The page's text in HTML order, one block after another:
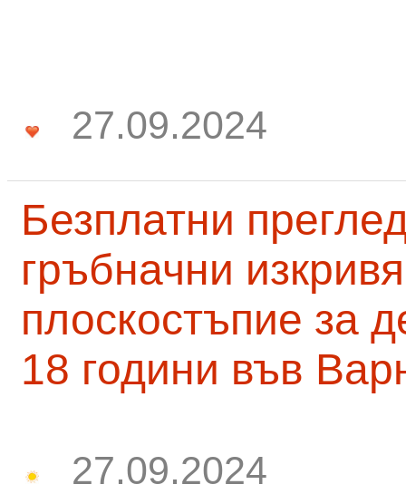
27.09.2024
Безплатни
гръбначни
плоскостъпие за
18 години във
27.09.2024